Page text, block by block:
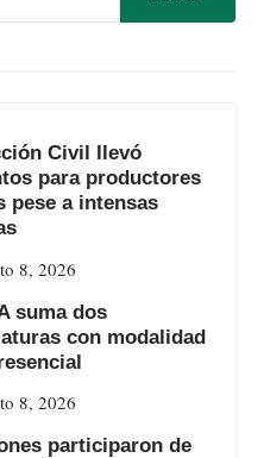
Civil llevó
para productores
pese a intensas
8, 2026
suma dos
con modalidad
8, 2026
participaron de